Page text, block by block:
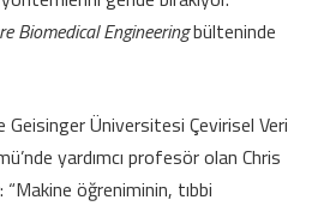
Biomedical Engineeringbülteninde
Geisinger Üniversitesi Çevirisel Veri
yardımcı profesör olan Chris
öğreniminin, tıbbi